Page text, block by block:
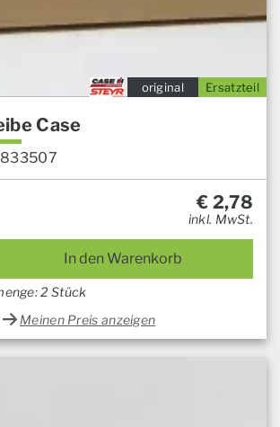
Ersatzteil
original
Case
€ 2,78
inkl. MwSt.
In den Warenkorb
2 Stück
Meinen Preis anzeigen